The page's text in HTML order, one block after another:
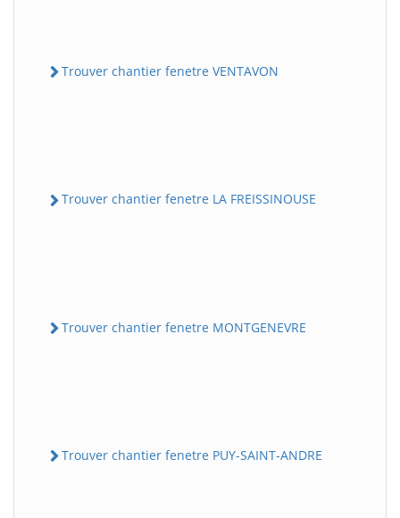
Trouver chantier fenetre VENTAVON
Trouver chantier fenetre LA FREISSINOUSE
Trouver chantier fenetre MONTGENEVRE
Trouver chantier fenetre PUY-SAINT-ANDRE